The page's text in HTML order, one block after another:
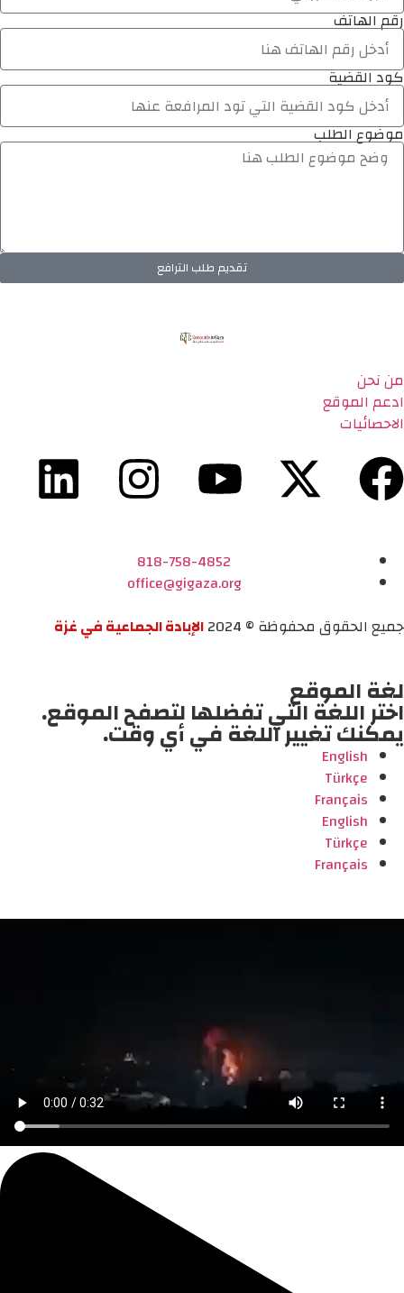
رقم الهاتف
كود القضية
موضوع الطلب
تقديم طلب الترافع
من نحن
ادعم الموقع
الاحصائيات
818-758-4852
office@gigaza.org
جميع الحقوق محفوظة © 2024
الإبادة الجماعية في غزة
لغة الموقع
اختر اللغة التي تفضلها لتصفح الموقع.
يمكنك تغيير اللغة في أي وقت.
English
Türkçe
Français
English
Türkçe
Français